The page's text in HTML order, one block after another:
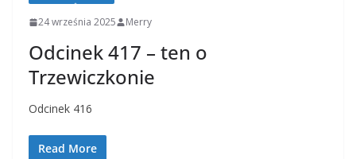
24 września 2025 Merry
Odcinek 417 – ten o
Trzewiczkonie
Odcinek 416
Read More